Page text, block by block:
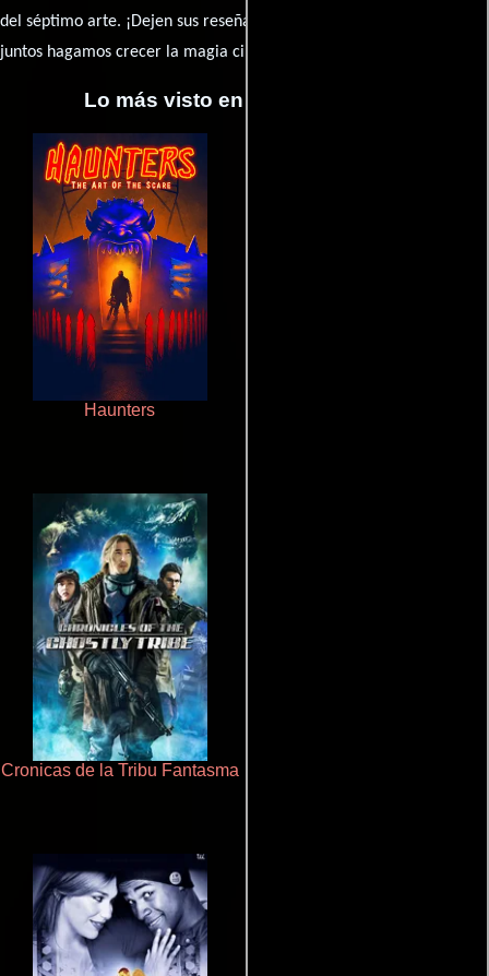
del séptimo arte. ¡Dejen sus reseña en la
juntos hagamos crecer la magia cinematográfica!
Lo más visto en Cineyseries.net
Haunters
Cronicas de la Tribu Fantasma